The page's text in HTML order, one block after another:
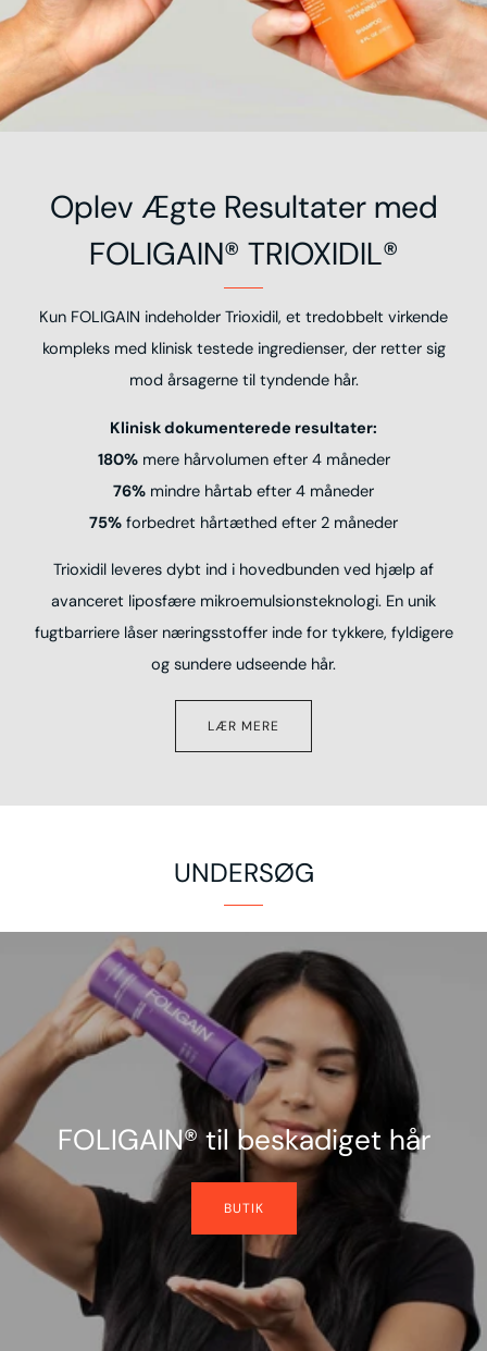
Oplev Ægte Resultater med
FOLIGAIN® TRIOXIDIL®
Kun FOLIGAIN indeholder Trioxidil, et tredobbelt virkende
kompleks med klinisk testede ingredienser, der retter sig
mod årsagerne til tyndende hår.
Klinisk dokumenterede resultater:
180%mere hårvolumen efter 4 måneder
76% mindre hårtab efter 4 måneder
75% forbedret hårtæthed efter 2 måneder
Trioxidil leveres dybt ind i hovedbunden ved hjælp af
avanceret liposfære mikroemulsionsteknologi. En unik
fugtbarriere låser næringsstoffer inde for tykkere, fyldigere
og sundere udseende hår.
LÆR MERE
UNDERSØG
FOLIGAIN® til beskadiget hår
BUTIK